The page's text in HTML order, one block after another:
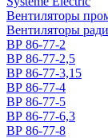
Вентиляторы
Вентиляторы
ВР 86-77-2
ВР 86-77-2,5
ВР 86-77-3,15
ВР 86-77-4
ВР 86-77-5
ВР 86-77-6,3
ВР 86-77-8